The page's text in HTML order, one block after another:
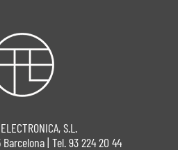
S.L.
| Tel. 93 224 20 44